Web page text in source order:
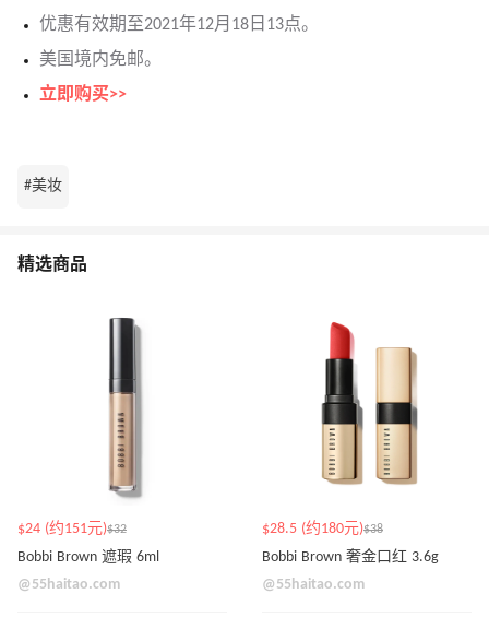
优惠有效期至2021年12月18日13点。
美国境内免邮。
立即购买>>
#美妆
精选商品
$24 (约151元)$32
Bobbi Brown 遮瑕 6ml
@55haitao.com
$28.5 (约180元)$38
Bobbi Brown 奢金口红 3.6g
@55haitao.com